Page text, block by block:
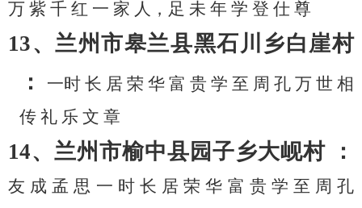
万 紫 千 红 一 家 人，足 未 年 学 登 仕 尊
13、兰州市皋兰县黑石川乡白崖村
：
一时 长 居 荣 华 富 贵 学 至 周 孔 万 世 相
传 礼 乐 文 章
14、兰州市榆中县园子乡大岘村 ：
友 成 孟 思 一 时 长 居 荣 华 富 贵 学 至 周 孔